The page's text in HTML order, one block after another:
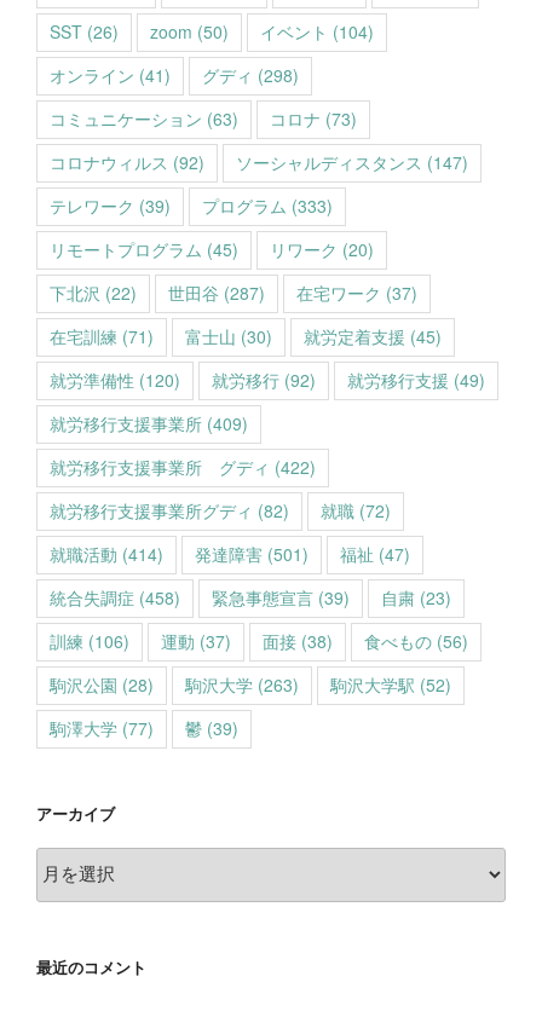
SST (26) zoom (50) イベント (104)
オンライン (41) グディ (298)
コミュニケーション (63) コロナ (73)
コロナウィルス (92) ソーシャルディスタンス (147)
テレワーク (39) プログラム (333)
リモートプログラム (45) リワーク (20)
下北沢 (22) 世田谷 (287) 在宅ワーク (37)
在宅訓練 (71) 富士山 (30) 就労定着支援 (45)
就労準備性 (120) 就労移行 (92) 就労移行支援 (49)
就労移行支援事業所 (409)
就労移行支援事業所 グディ (422)
就労移行支援事業所グディ (82) 就職 (72)
就職活動 (414) 発達障害 (501) 福祉 (47)
統合失調症 (458) 緊急事態宣言 (39) 自粛 (23)
訓練 (106) 運動 (37) 面接 (38) 食べもの (56)
駒沢公園 (28) 駒沢大学 (263) 駒沢大学駅 (52)
駒澤大学 (77) 鬱 (39)
アーカイブ
ア
ー
イ
最近のコメント